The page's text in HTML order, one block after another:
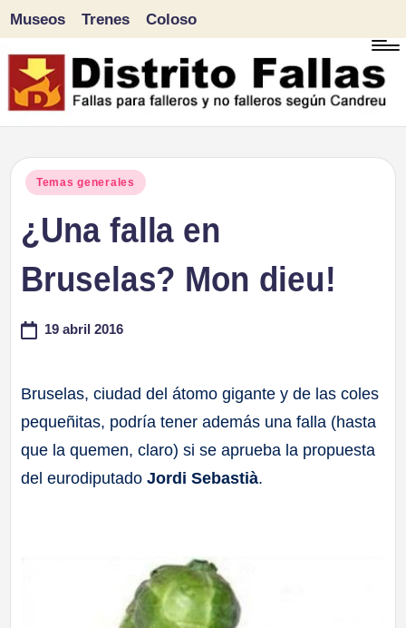
Saltar
al
Museos Trenes Coloso
Publicado
Temas generales
¿Una falla en
Bruselas? Mon dieu!
19 abril 2016
Bruselas, ciudad del átomo gigante y de las coles
pequeñitas, podría tener además una falla (hasta
que la quemen, claro) si se aprueba la propuesta
del eurodiputadoJordi Sebastià.